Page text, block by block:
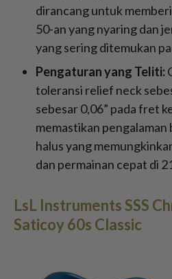
dirancang untuk
50-an yang nyaring dan
yang sering ditemukan
Pengaturan yang Teliti:
toleransi relief neck
sebesar 0,06” pada fret
memastikan pengalaman
halus yang
dan permainan cepat di
LsL Instruments SSS
Saticoy 60s Classic